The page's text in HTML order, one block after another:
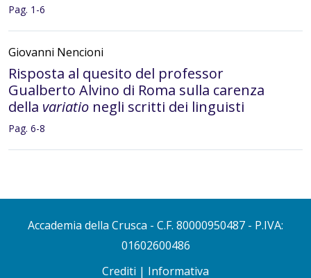
Pag. 1-6
Giovanni Nencioni
Risposta al quesito del professor
Gualberto Alvino di Roma sulla carenza
della variatio negli scritti dei linguisti
Pag. 6-8
del sostantivoeuro
Accademia della Crusca - C.F. 80000950487 - P.IVA:
01602600486
Crediti | Informativa